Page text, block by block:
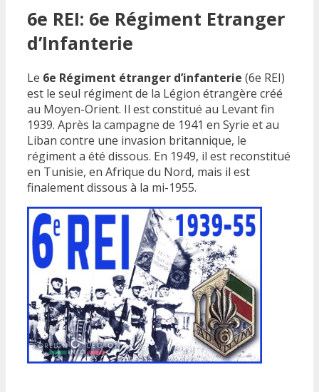
6e REI: 6e Régiment Etranger
d’Infanterie
Le 6e Régiment étranger d’infanterie (6e REI)
est le seul régiment de la Légion étrangère créé
au Moyen-Orient. Il est constitué au Levant fin
1939. Après la campagne de 1941 en Syrie et au
Liban contre une invasion britannique, le
régiment a été dissous. En 1949, il est reconstitué
en Tunisie, en Afrique du Nord, mais il est
finalement dissous à la mi-1955.